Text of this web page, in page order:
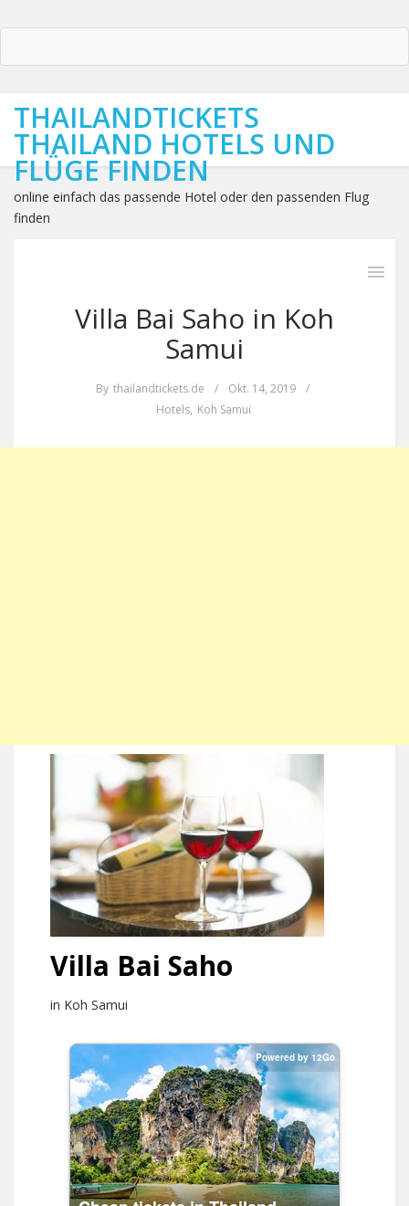
THAILANDTICKETS
THAILAND HOTELS UND
FLÜGE FINDEN
online einfach das passende Hotel oder den passenden Flug
finden
Villa Bai Saho in Koh
Samui
By thailandtickets.de / Okt. 14, 2019
/
Hotels, Koh Samui
Villa Bai Saho
in Koh Samui